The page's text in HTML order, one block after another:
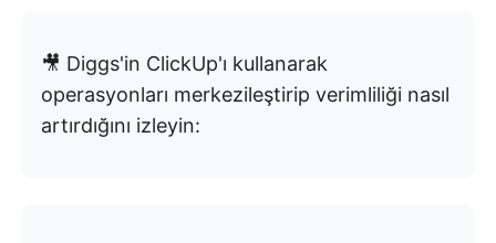
🎥 Diggs'in ClickUp'ı kullanarak
operasyonları merkezileştirip verimliliği nasıl
artırdığını izleyin: